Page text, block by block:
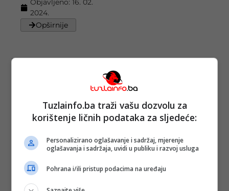
Objavljeno: 16. 02.
2024.
Opširnije
najbolje
sportske
fotografije BiH
Trojak“
Objavljeno:16. 02.
2024.
Opširnije
Tuzlainfo.ba traži vašu dozvolu za
korištenje ličnih podataka za sljedeće:
Personalizirano oglašavanje i sadržaj, mjerenje
oglašavanja i sadržaja, uvidi u publiku i razvoj usluga
Pohrana i/ili pristup podacima na uređaju